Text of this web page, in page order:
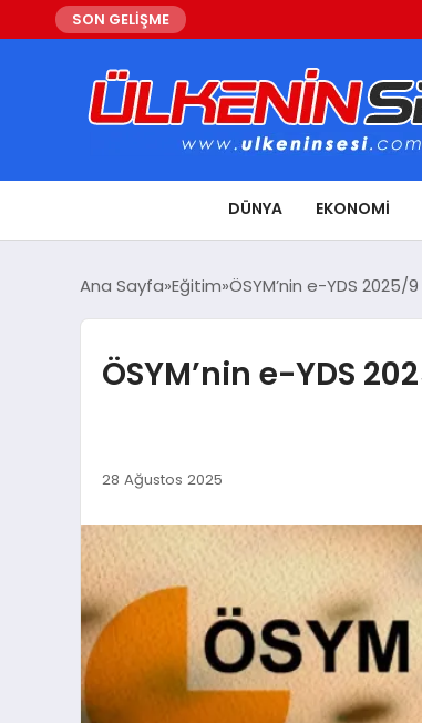
SON GELİŞME
DÜNYA EKONOMI
Ana Sayfa Eğitim ÖSYM’nin e-YDS 2025/9
ÖSYM’nin e-YDS
28 Ağustos 2025